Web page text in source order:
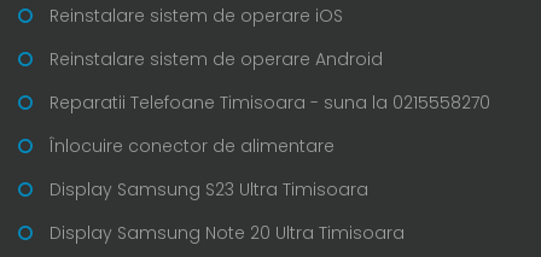
Reinstalare sistem de operare iOS
Reinstalare sistem de operare Android
Reparatii Telefoane Timisoara - suna la 0215558270
Înlocuire conector de alimentare
Display Samsung S23 Ultra Timisoara
Display Samsung Note 20 Ultra Timisoara